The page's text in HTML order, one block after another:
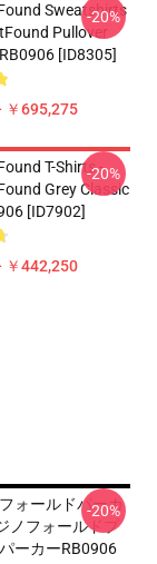
Sweatshirts
Pullover
[ID8305]
￥695,275
-20%
T-Shirts -
Grey Classic
[ID7902]
￥442,250
-20%
ォールドパーカ
ノフォールドプ
ーカーRB0906
-20%